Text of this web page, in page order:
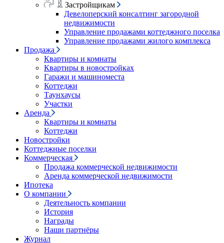
Застройщикам
Девелоперский консалтинг загородной
недвижимости
Управление продажами коттеджного поселка
Управление продажами жилого комплекса
Продажа
Квартиры и комнаты
Квартиры в новостройках
Гаражи и машиноместа
Коттеджи
Таунхаусы
Участки
Аренда
Квартиры и комнаты
Коттеджи
Новостройки
Коттеджные поселки
Коммерческая
Продажа коммерческой недвижимости
Аренда коммерческой недвижимости
Ипотека
О компании
Деятельность компании
История
Награды
Наши партнёры
Журнал